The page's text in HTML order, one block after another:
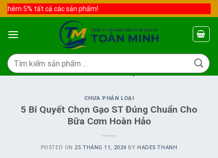
Skip
to
content
5% tất cả các sản phẩm!
Tìm
kiếm:
TAG ARCHIVES:GẠO ST
CHƯA PHÂN LOẠI
5 Bí Quyết Chọn Gạo ST Đúng Chuẩn Cho
Bữa Cơm Hoàn Hảo
POSTED ON 25 THÁNG 11, 2024 BY HADES THANH